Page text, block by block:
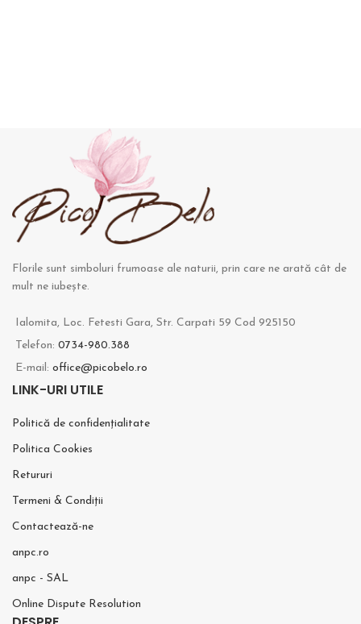
Florile sunt simboluri frumoase ale naturii, prin care ne arată cât de
mult ne iubeşte.
Ialomita, Loc. Fetesti Gara, Str. Carpati 59 Cod 925150
Telefon: 0734-980.388
E-mail: office@picobelo.ro
LINK-URI UTILE
Politică de confidențialitate
Politica Cookies
Retururi
Termeni & Condiții
Contactează-ne
anpc.ro
anpc - SAL
Online Dispute Resolution